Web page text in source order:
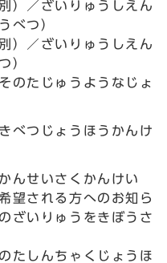
）／ざいりゅうしえん
べつ）
）／ざいりゅうしえん
）
のたじゅうようなじょ
べつじょうほうかんけ
んせいさくかんけい
望される方へのお知ら
ざいりゅうをきぼうさ
たしんちゃくじょうほ